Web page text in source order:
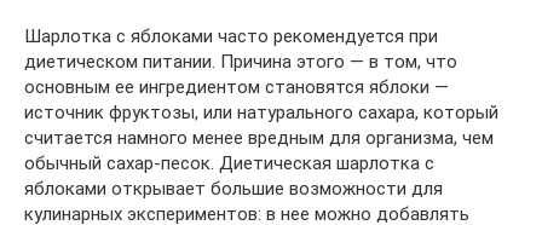
Шарлотка с яблоками часто рекомендуется при
диетическом питании. Причина этого — в том, что
основным ее ингредиентом становятся яблоки —
источник фруктозы, или натурального сахара, который
считается намного менее вредным для организма, чем
обычный сахар-песок. Диетическая шарлотка с
яблоками открывает большие возможности для
кулинарных экспериментов: в нее можно добавлять